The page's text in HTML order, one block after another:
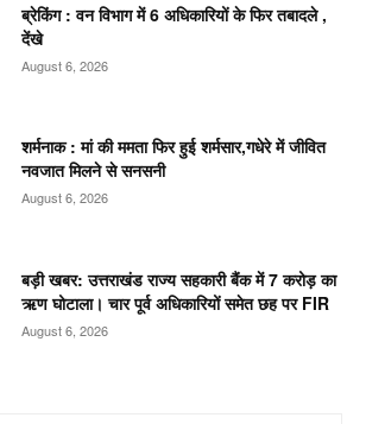
ब्रेकिंग : वन विभाग में 6 अधिकारियों के फिर तबादले ,
देंखे
August 6, 2026
शर्मनाक : मां की ममता फिर हुई शर्मसार,गधेरे में जीवित
नवजात मिलने से सनसनी
August 6, 2026
बड़ी खबर: उत्तराखंड राज्य सहकारी बैंक में 7 करोड़ का
ऋण घोटाला। चार पूर्व अधिकारियों समेत छह पर FIR
August 6, 2026